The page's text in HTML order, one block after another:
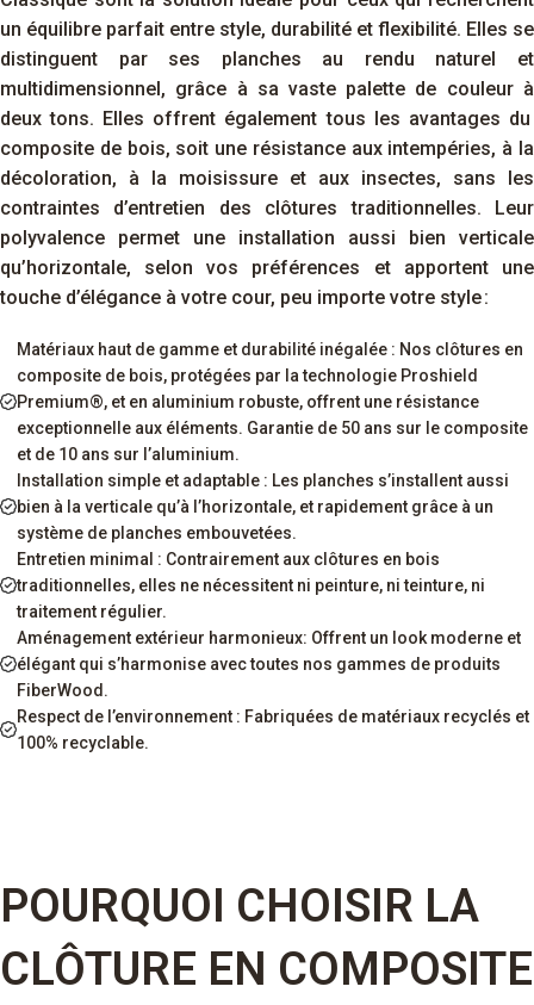
un équilibre parfait entre style, durabilité et flexibilité. Elles se
distinguent par
ses planches au rendu naturel
et
multidimensionnel, grâce à sa vaste palette de couleur à
deux tons. Elles offrent également tous les avantages du
composite de bois, soit une résistance aux intempéries, à la
décoloration, à la moisissure et aux insectes, sans les
contraintes d’entretien des clôtures traditionnelles.
Leur
polyvalence permet une installation aussi bien verticale
qu’horizontale, selon vos préférences et
apportent une
touche d’élégance à votre cour, peu importe votre style :
Matériaux haut de gamme et durabilité inégalée : Nos clôtures en
composite de bois, protégées par la technologie Proshield
Premium®, et en aluminium robuste, offrent une résistance
exceptionnelle aux éléments. Garantie de 50 ans sur le composite
et de 10 ans sur l’aluminium.
Installation simple et adaptable : Les planches s’installent aussi
bien à la verticale qu’à l’horizontale, et rapidement grâce à un
système de planches embouvetées.
Entretien minimal : Contrairement aux clôtures en bois
traditionnelles, elles ne nécessitent ni peinture, ni teinture, ni
traitement régulier.
Aménagement extérieur harmonieux: Offrent un look moderne et
élégant qui s’harmonise avec toutes nos gammes de produits
FiberWood.
Respect de l’environnement : Fabriquées de matériaux recyclés et
100% recyclable.
POURQUOI CHOISIR LA
CLÔTURE EN COMPOSITE